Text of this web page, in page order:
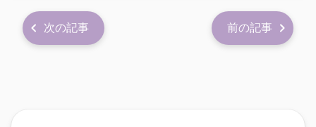
次の記事 前の記事